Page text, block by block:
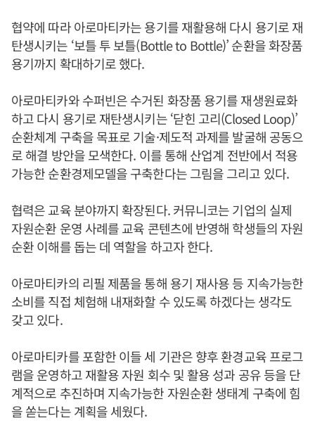
협약에 따라 아로마티카는 용기를 재활용해 다시 용기로 재
탄생시키는 ‘보틀 투 보틀(Bottle to Bottle)’ 순환을 화장품
용기까지 확대하기로 했다.
아로마티카와 수퍼빈은 수거된 화장품 용기를 재생원료화
하고 다시 용기로 재탄생시키는 ‘닫힌 고리(Closed Loop)’
순환체계 구축을 목표로 기술·제도적 과제를 발굴해 공동으
로 해결 방안을 모색한다. 이를 통해 산업계 전반에서 적용
가능한 순환경제모델을 구축한다는 그림을 그리고 있다.
협력은 교육 분야까지 확장된다. 커뮤니코는 기업의 실제
자원순환 운영 사례를 교육 콘텐츠에 반영해 학생들의 자원
순환 이해를 돕는 데 역할을 하고자 한다.
아로마티카의 리필 제품을 통해 용기 재사용 등 지속가능한
소비를 직접 체험해 내재화할 수 있도록 하겠다는 생각도
갖고 있다.
아로마티카를 포함한 이들 세 기관은 향후 환경교육 프로그
램을 운영하고 재활용 자원 회수 및 활용 성과 공유 등을 단
계적으로 추진하며 지속가능한 자원순환 생태계 구축에 힘
을 쏟는다는 계획을 세웠다.